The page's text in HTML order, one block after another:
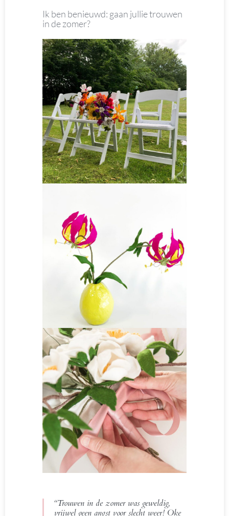
Ik ben benieuwd: gaan jullie trouwen
in de zomer?
“Trouwen in de zomer was geweldig,
vrijwel geen angst voor slecht weer! Oke